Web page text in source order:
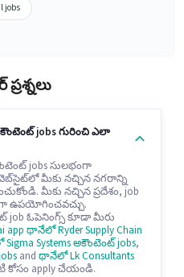
jobs
jobs గురించి ఎలా
jobs సులభంగా
మీకు నచ్చిన నగరాన్ని
మీకు నచ్చిన ప్రదేశం, job
ఉపయోగించవచ్చు.
ఓపెనింగ్స్ కూడా మీరు
app థానేలో Ryder Supply Chain
Systems అకౌంటెంట్ jobs,
and థానేలో Lk Consultants
apply చేయండి.